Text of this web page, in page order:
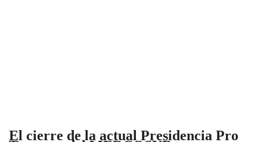
El cierre de la actual Presidencia Pro